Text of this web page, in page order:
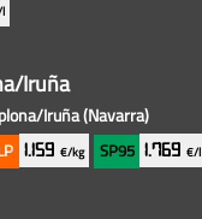
Iruña
Iruña(Navarra)
1.159 €/kg SP95 1.769€/l